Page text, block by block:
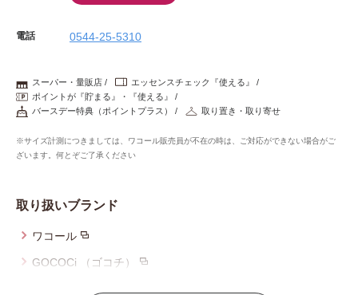
電話 0544-25-5310
スーパー・量販店
エッセンスチェック『使える』
ポイントが『貯まる』・『使える』
バースデー特典（ポイントプラス）
取り置き・取り寄せ
※サイズ計測につきましては、ワコール販売員が不在の時は、ご対応ができない場合がご
ざいます。何とぞご了承ください
取り扱いブランド
ワコール
GOCOCi （ゴコチ）